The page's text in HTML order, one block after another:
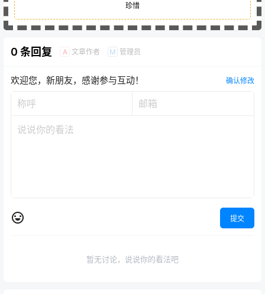
珍惜
0 条回复 A 文章作者 M 管理员
欢迎您，新朋友，感谢参与互动！ 确认修改
提交
暂无讨论，说说你的看法吧